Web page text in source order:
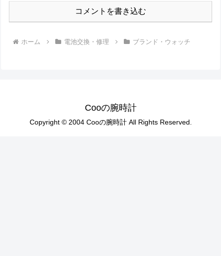
コメントを書き込む
ホーム 電池交換・修理 ブランド・ウォッチ
Cooの腕時計
Copyright © 2004 Cooの腕時計 All Rights Reserved.